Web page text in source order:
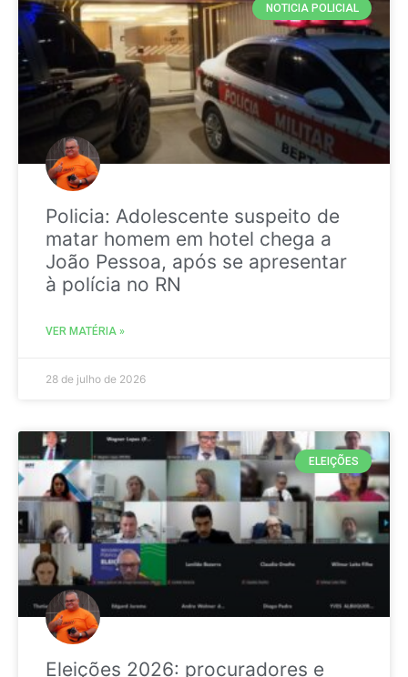
NOTICIA POLICIAL
Policia: Adolescente suspeito de
matar homem em hotel chega a
João Pessoa, após se apresentar
à polícia no RN
VER MATÉRIA »
28 de julho de 2026
ELEIÇÕES
Eleições 2026: procuradores e